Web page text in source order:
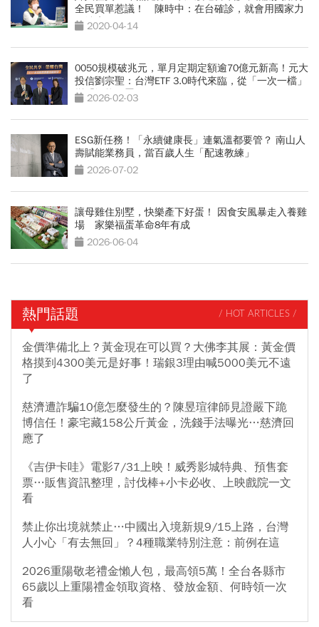
全民買單惹議！ 陳時中：在台確診，就會用國家力
量治療
2020-04-14
0050規模破兆元，單月定期定額逾70億元新高！元大
投信劉宗聖：台灣ETF 3.0時代來臨，從「一次一檔」
變「智能配置」
2026-02-03
ESG新任務！「永續健康長」連氣溫都要管？ 南山人
壽賦能業務員，當百歲人生「配速教練」
2026-07-02
讓母雞住別墅，快樂產下好蛋！ 因食安風暴走入養雞
場 家樂福蛋革命8年有成
2026-06-04
熱門話題 / HOT ARTICLES /
金價準備北上？黃金現在可以買？大佛李其展：黃金價
格摸到4300美元是好事！瑞銀3理由喊5000美元不遠
了
慈濟遭詐騙10億怎麼發生的？陳昱瑄律師見證嚴下跪
博信任！豪宅藏158公斤黃金，洗錢手法曝光…慈濟回
應了
《吉伊卡哇》電影7/31上映！威秀影城特典、預售套
票…販售資訊整理，討伐棒+小卡必收、上映戲院一文
看
禁止你出境就禁止…中國出入境新規9/15上路，台灣
人小心「有去無回」？4種職業特別注意：前例在這
2026重陽敬老禮金懶人包，最高領5萬！全台各縣市
65歲以上重陽禮金領取資格、發放金額、何時領一次
看